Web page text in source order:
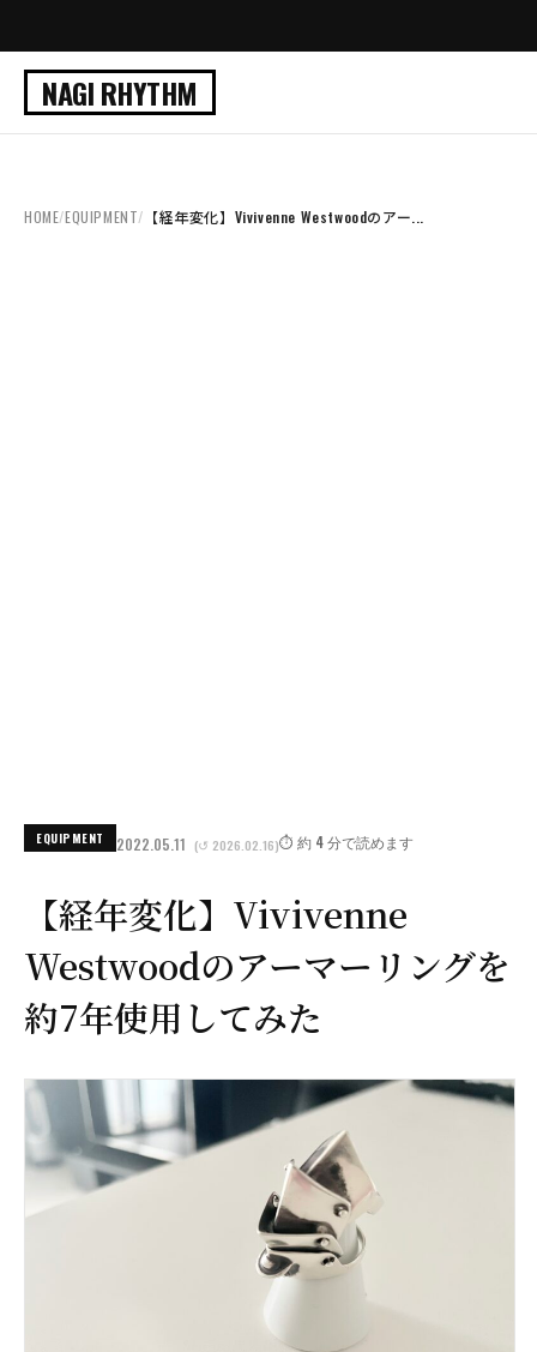
NAGI RHYTHM
HOME/EQUIPMENT/ 【経年変化】Vivivenne Westwoodのアー...
EQUIPMENT 2022.05.11 (↺ 2026.02.16)⏱️ 約 4 分で読めます
【経年変化】Vivivenne
Westwoodのアーマーリングを
約7年使用してみた